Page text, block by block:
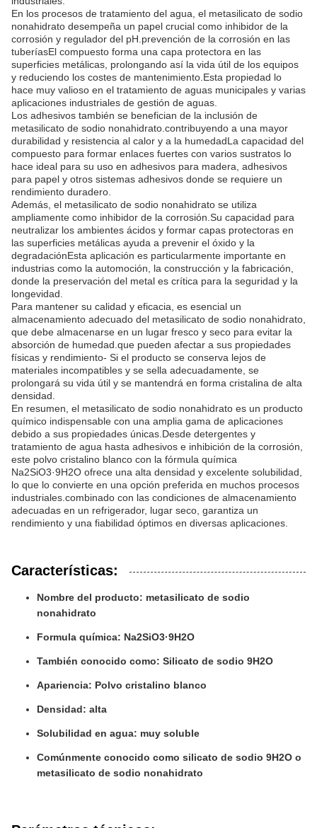
En los procesos de tratamiento del agua, el metasilicato de sodio
nonahidrato desempeña un papel crucial como inhibidor de la
corrosión y regulador del pH.prevención de la corrosión en las
tuberíasEl compuesto forma una capa protectora en las
superficies metálicas, prolongando así la vida útil de los equipos
y reduciendo los costes de mantenimiento.Esta propiedad lo
hace muy valioso en el tratamiento de aguas municipales y varias
aplicaciones industriales de gestión de aguas.
Los adhesivos también se benefician de la inclusión de
metasilicato de sodio nonahidrato.contribuyendo a una mayor
durabilidad y resistencia al calor y a la humedadLa capacidad del
compuesto para formar enlaces fuertes con varios sustratos lo
hace ideal para su uso en adhesivos para madera, adhesivos
para papel y otros sistemas adhesivos donde se requiere un
rendimiento duradero.
Además, el metasilicato de sodio nonahidrato se utiliza
ampliamente como inhibidor de la corrosión.Su capacidad para
neutralizar los ambientes ácidos y formar capas protectoras en
las superficies metálicas ayuda a prevenir el óxido y la
degradaciónEsta aplicación es particularmente importante en
industrias como la automoción, la construcción y la fabricación,
donde la preservación del metal es crítica para la seguridad y la
longevidad.
Para mantener su calidad y eficacia, es esencial un
almacenamiento adecuado del metasilicato de sodio nonahidrato,
que debe almacenarse en un lugar fresco y seco para evitar la
absorción de humedad.que pueden afectar a sus propiedades
físicas y rendimiento- Si el producto se conserva lejos de
materiales incompatibles y se sella adecuadamente, se
prolongará su vida útil y se mantendrá en forma cristalina de alta
densidad.
En resumen, el metasilicato de sodio nonahidrato es un producto
químico indispensable con una amplia gama de aplicaciones
debido a sus propiedades únicas.Desde detergentes y
tratamiento de agua hasta adhesivos e inhibición de la corrosión,
este polvo cristalino blanco con la fórmula química
Na2SiO3·9H2O ofrece una alta densidad y excelente solubilidad,
lo que lo convierte en una opción preferida en muchos procesos
industriales.combinado con las condiciones de almacenamiento
adecuadas en un refrigerador, lugar seco, garantiza un
rendimiento y una fiabilidad óptimos en diversas aplicaciones.
Características:
Nombre del producto: metasilicato de sodio
nonahidrato
Formula química: Na2SiO3·9H2O
También conocido como: Silicato de sodio 9H2O
Apariencia: Polvo cristalino blanco
Densidad: alta
Solubilidad en agua: muy soluble
Comúnmente conocido como silicato de sodio 9H2O o
metasilicato de sodio nonahidrato